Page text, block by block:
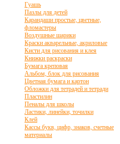
Гуашь
Пазлы для детей
Карандаши простые, цветные,
фломастеры
Воздушные шарики
Краски акварельные, акриловые
Кисти для рисования и клея
Книжки раскраски
Бумага креповая
Альбом, блок для рисования
Цветная бумага и картон
Обложки для тетрадей и тетради
Пластилин
Пеналы для школы
Ластики, линейки, точилки
Клей
Кассы букв, цифр, знаков, счетные
материалы